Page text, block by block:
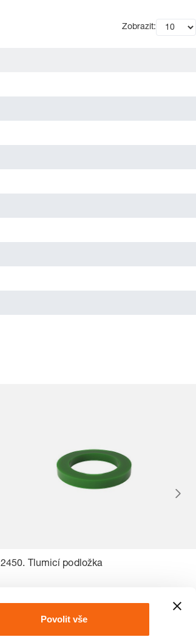
Povolit vše
Zobrazit:
2450. Tlumicí podložka